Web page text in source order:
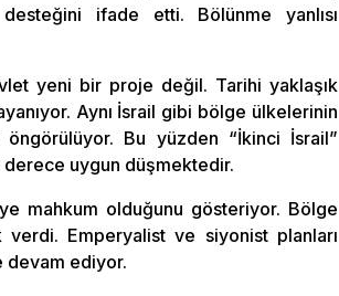
ifade etti. Bölünme yanlısı
yeni bir proje değil. Tarihi yaklaşık
Aynı İsrail gibi bölge ülkelerinin
Bu yüzden “İkinci İsrail”
uygun düşmektedir.
mahkum olduğunu gösteriyor. Bölge
Emperyalist ve siyonist planları
devam ediyor.